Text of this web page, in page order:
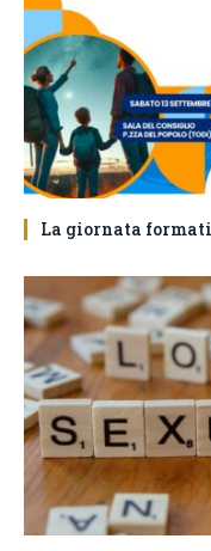
La giornata